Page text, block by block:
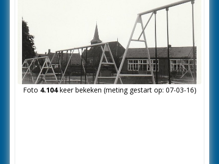
Volgende
Foto 4.104keer bekeken (meting gestart op: 07-03-16)